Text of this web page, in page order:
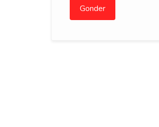
Gonder